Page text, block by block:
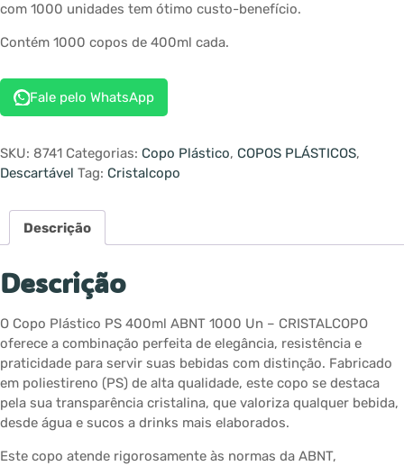
com 1000 unidades tem ótimo custo-benefício.
Contém 1000 copos de 400ml cada.
Fale pelo WhatsApp
SKU: 8741 Categorias: Copo Plástico, COPOS PLÁSTICOS,
Descartável Tag: Cristalcopo
Descrição
Descrição
O Copo Plástico PS 400ml ABNT 1000 Un – CRISTALCOPO
oferece a combinação perfeita de elegância, resistência e
praticidade para servir suas bebidas com distinção. Fabricado
em poliestireno (PS) de alta qualidade, este copo se destaca
pela sua transparência cristalina, que valoriza qualquer bebida,
desde água e sucos a drinks mais elaborados.
Este copo atende rigorosamente às normas da ABNT,